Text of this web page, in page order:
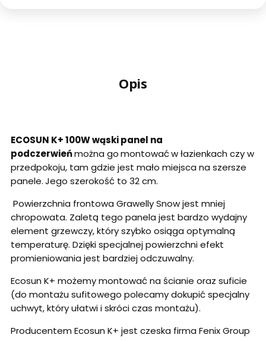
Opis
ECOSUN K+ 100W wąski panel na
podczerwieńmożna gomontowaćw łazienkach czy w
przedpokoju, tam gdzie jest mało miejsca na szersze
panele.Jego szerokość to 32 cm.
Powierzchnia frontowa Grawelly Snow jest mniej
chropowata. Zaletą tego panela jest bardzo wydajny
element grzewczy, który szybko osiąga optymalną
temperaturę. Dzięki specjalnej powierzchni efekt
promieniowania jest bardziej odczuwalny.
Ecosun K+ możemy montować na ścianie oraz suficie
(do montażu sufitowego polecamy dokupić specjalny
uchwyt, który ułatwi i skróci czas montażu).
Producentem Ecosun K+ jest czeska firma Fenix Group